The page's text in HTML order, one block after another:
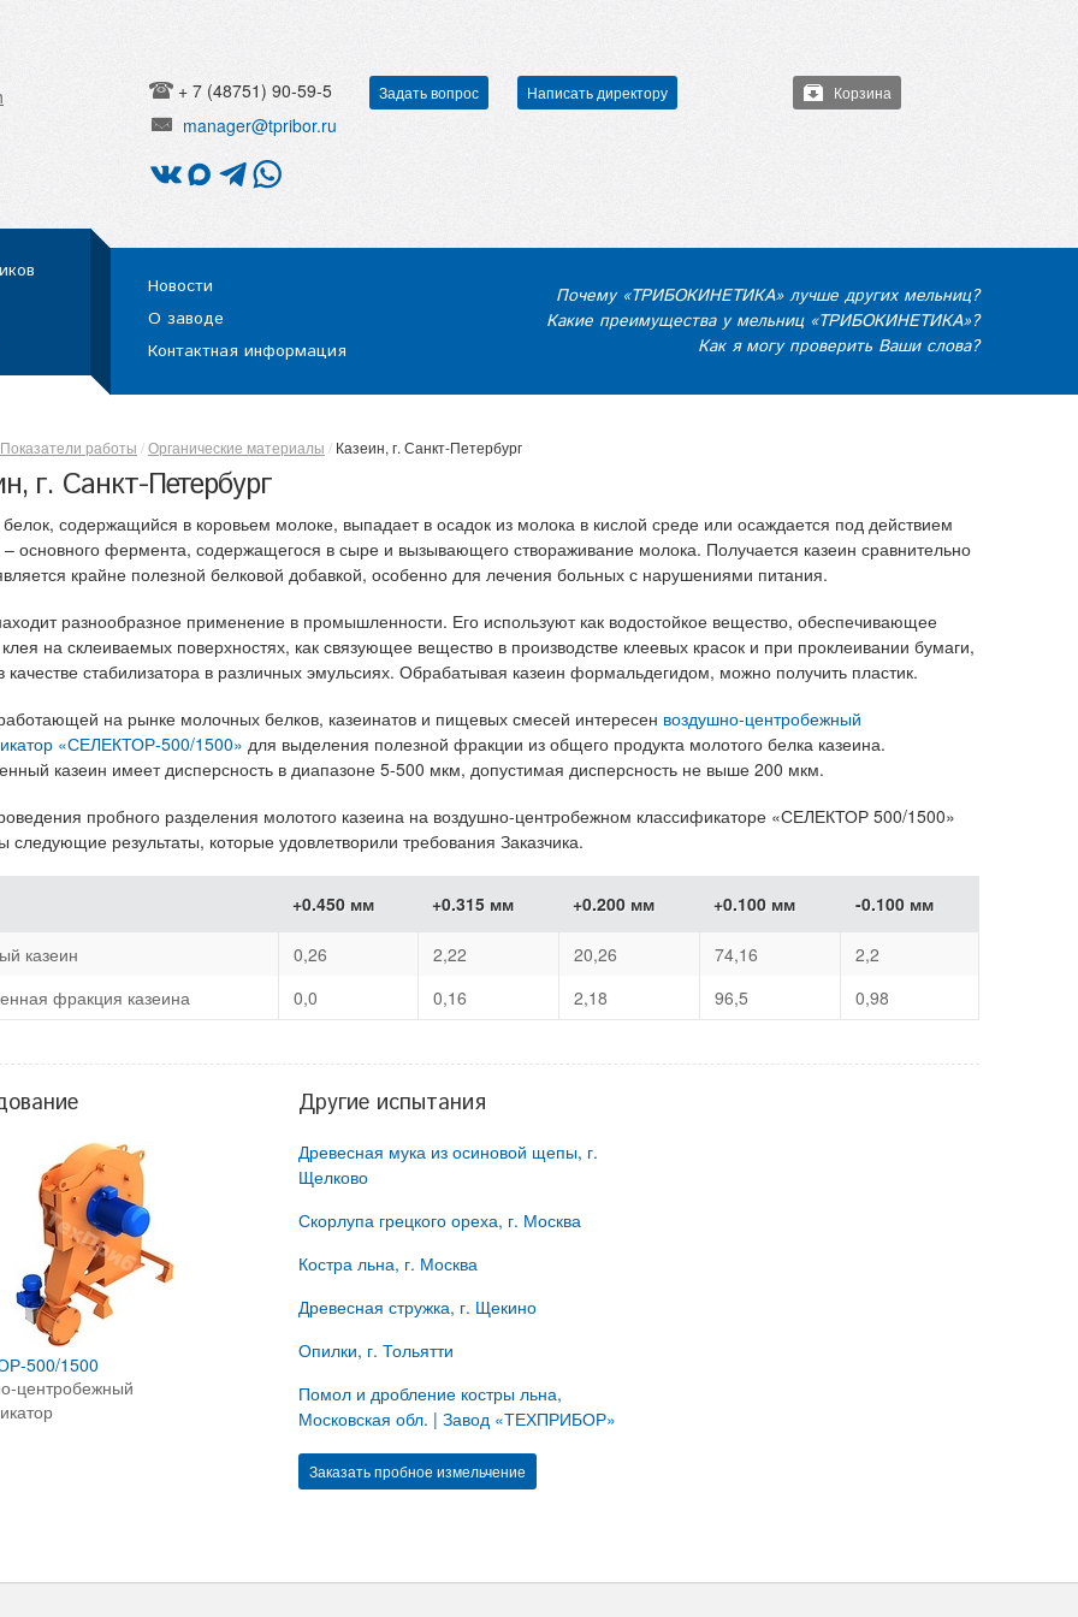
+ 7 (48751) 90-59-5 Задать вопрос Написать директору
manager@tpribor.ru
Корзина
Новости
О заводе
Контактная информация
Почему «ТРИБОКИНЕТИКА» лучше других мельниц?
Какие преимущества у мельниц «ТРИБОКИНЕТИКА»?
Как я могу проверить Ваши слова?
Показатели работы Органические материалы Казеин, г. Санкт-Петербург
г. Санкт-Петербург
содержащийся в коровьем молоке, выпадает в осадок из молока в кислой среде или осаждается под действием
основного фермента, содержащегося в сыре и вызывающего створаживание молока. Получается казеин сравнительно
крайне полезной белковой добавкой, особенно для лечения больных с нарушениями питания.
разнообразное применение в промышленности. Его используют как водостойкое вещество, обеспечивающее
на склеиваемых поверхностях, как связующее вещество в производстве клеевых красок и при проклеивании бумаги,
качестве стабилизатора в различных эмульсиях. Обрабатывая казеин формальдегидом, можно получить пластик.
на рынке молочных белков, казеинатов и пищевых смесей интересен воздушно-центробежный
«СЕЛЕКТОР-500/1500» для выделения полезной фракции из общего продукта молотого белка казеина.
казеин имеет дисперсность в диапазоне 5-500 мкм, допустимая дисперсность не выше 200 мкм.
пробного разделения молотого казеина на воздушно-центробежном классификаторе «СЕЛЕКТОР 500/1500»
следующие результаты, которые удовлетворили требования Заказчика.
+0.450 мм +0.315 мм +0.200 мм +0.100 мм -0.100 мм
казеин 0,26 2,22 20,26 74,16
2,2
фракция казеина
0,0 0,16 2,18 96,5 0,98
500/1500
центробежный
Другие испытания
Древесная мука из осиновой щепы, г.
Щелково
Скорлупа грецкого ореха, г. Москва
Костра льна, г. Москва
Древесная стружка, г. Щекино
Опилки, г. Тольятти
Помол и дробление костры льна,
Московская обл. | Завод «ТЕХПРИБОР»
Заказать пробное измельчение